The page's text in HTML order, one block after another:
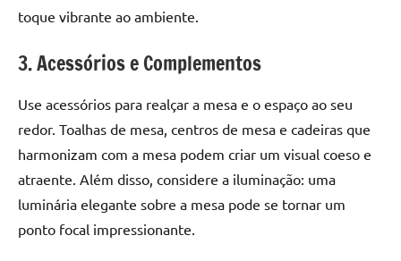
toque vibrante ao ambiente.
3. Acessórios e Complementos
Use acessórios para realçar a mesa e o espaço ao seu
redor. Toalhas de mesa, centros de mesa e cadeiras que
harmonizam com a mesa podem criar um visual coeso e
atraente. Além disso, considere a iluminação: uma
luminária elegante sobre a mesa pode se tornar um
ponto focal impressionante.